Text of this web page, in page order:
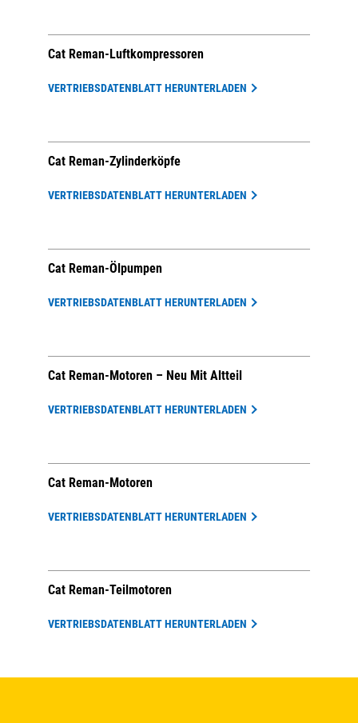
Cat Reman-Luftkompressoren
VERTRIEBSDATENBLATT HERUNTERLADEN
Cat Reman-Zylinderköpfe
VERTRIEBSDATENBLATT HERUNTERLADEN
Cat Reman-Ölpumpen
VERTRIEBSDATENBLATT HERUNTERLADEN
Cat Reman-Motoren – Neu Mit Altteil
VERTRIEBSDATENBLATT HERUNTERLADEN
Cat Reman-Motoren
VERTRIEBSDATENBLATT HERUNTERLADEN
Cat Reman-Teilmotoren
VERTRIEBSDATENBLATT HERUNTERLADEN